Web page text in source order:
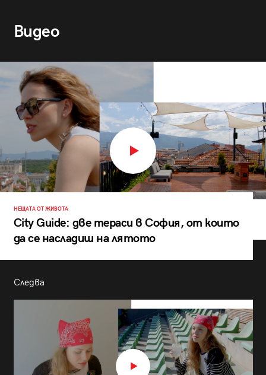
Видео
НЕЩАТА ОТ ЖИВОТА
City Guide: две тераси в София, от които
да се насладиш на лятото
Следва